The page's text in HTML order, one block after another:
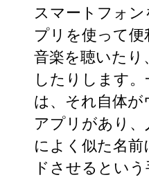
スマートフォ
プリを使って便
音楽を聴いた
したりします
は、それ自体
アプリがあり
によく似た名
ドさせるという